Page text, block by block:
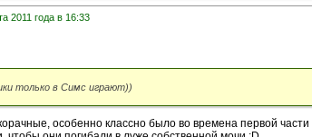
2011 года в 16:33
только в Симс играют))
особенно классно было во времена первой части